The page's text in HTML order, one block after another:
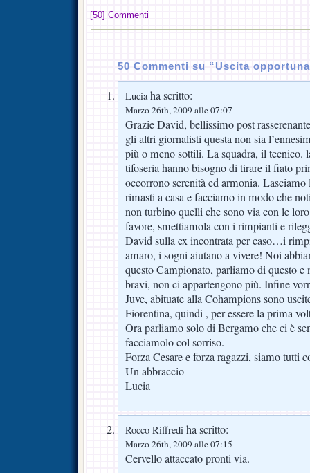
[50] Commenti
50 Commenti su “Uscita
Luciaha scritto:
Marzo 26th, 2009 alle 07:07
Grazie David, bellissimo post
gli altri giornalisti questa non sia
più o meno sottili. La squadra, il tecnico.
tifoseria hanno bisogno di tirare il fiato
occorrono serenità ed armonia.
rimasti a casa e facciamo in modo che
non turbino quelli che sono via con le
favore, smettiamola con i rimpianti e
David sulla ex incontrata per caso…i
amaro, i sogni aiutano a vivere! Noi
questo Campionato, parliamo di questo
bravi, non ci appartengono più. Infine
Juve, abituate alla Cohampions sono
Fiorentina, quindi , per essere la prima
Ora parliamo solo di Bergamo che ci è
facciamolo col sorriso.
Forza Cesare e forza ragazzi, siamo tutti
Un abbraccio
Lucia
Rocco Riffredi ha scritto:
Marzo 26th, 2009 alle 07:15
Cervello attaccato pronti via.